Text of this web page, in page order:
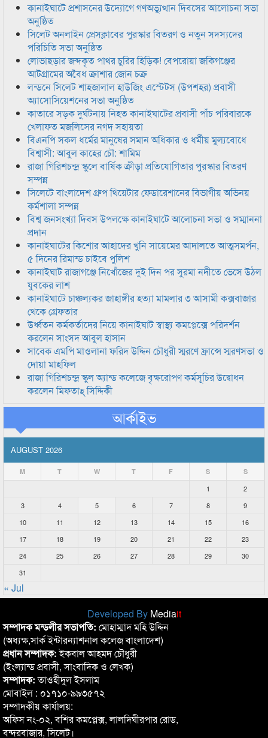
কানাইঘাটে প্রশাসনের উদ্যোগে গণঅভ্যুত্থান দিবসের আলোচনা সভা
অনুষ্ঠিত
সিলেট অনলাইন প্রেসক্লাবের পুরস্কার বিতরণ ও নতুন সদস্যদের
পরিচিতি সভা অনুষ্ঠিত
লোভাছড়ার জব্দকৃত পাথর চুরির হিড়িক! বেপরোয়া জকিগঞ্জের
আটগ্রামের অবৈধ ক্রাশার জোন চক্র
লন্ডনে সিলেট শাহজালাল হাউজিং এস্টেটস (উপশহর) প্রবাসী
অ্যাসোসিয়েশনের সভা অনুষ্ঠিত
কাতারে সড়ক দুর্ঘটনায় নিহত কানাইঘাটের প্রবাসী পাঁচ পরিবারকে
খেলাফত মজলিসের নগদ সহায়তা
বিএনপি সকল ধর্মের মানুষের সমান অধিকার ও ধর্মীয় মুল্যবোধে
বিশ্বাসী: আবুল কাহের চৌ: শামিম
রাজা গিরিশচন্দ্র স্কুলে বার্ষিক ক্রীড়া প্রতিযোগিতার পুরস্কার বিতরণ
সম্পন্ন
সিলেটে বাংলাদেশ গ্রুপ থিয়েটার ফেডারেশানের বিভাগীয় অভিনয়
কর্মশালা সম্পন্ন
বিশ্ব জনসংখ্যা দিবস উপলক্ষে কানাইঘাটে আলোচনা সভা ও সম্মাননা
প্রদান
কানাইঘাটের কিশোর আহাদের খুনি সায়েমের আদালতে আত্মসমর্পন,
৫ দিনের রিমান্ড চাইবে পুলিশ
কানাইঘাট রাজাগঞ্জে নিখোঁজের দুই দিন পর সুরমা নদীতে ভেসে উঠল
যুবকের লাশ
কানাইঘাটে চাঞ্চল্যকর জাহাঙ্গীর হত্যা মামলার ৩ আসামী কক্সবাজার
থেকে গ্রেফতার
উর্ধ্বতন কর্মকর্তাদের নিয়ে কানাইঘাট স্বাস্থ্য কমপ্লেক্সে পরিদর্শন
করলেন সাংসদ আবুল হাসান
সাবেক এমপি মাওলানা ফরিদ উদ্দিন চৌধুরী স্মরণে ফ্রান্সে স্মরণসভা ও
দোয়া মাহফিল
রাজা গিরিশচন্দ্র স্কুল অ্যান্ড কলেজে বৃক্ষরোপণ কর্মসূচির উদ্বোধন
করলেন মিফতাহ্ সিদ্দিকী
আর্কাইভ
AUGUST 2026
M T W T F S S
1
2
3
4 5 6 7 8
9
10
11 12 13 14 15
16
17
18 19 20 21 22
23
24
25 26 27 28 29
30
31
« Jul
Developed By Mediait
সম্পাদক মন্ডলীর সভাপতি: মোহাম্মাদ মহি উদ্দিন
(অধ্যক্ষ,সার্ক ইন্টারন্যাশনাল কলেজ বাংলাদেশ)
প্রধান সম্পাদক:ইকবাল আহমদ চৌধুরী
(ইংল্যান্ড প্রবাসী, সাংবাদিক ও লেখক)
সম্পাদক:তাওহীদুল ইসলাম
মোবাইল : ০১৭১০-৯৯৩৫৭২
সম্পাদকীয় কার্যালয়:
অফিস নং-০২, বশির কমপ্লেক্স, লালদিঘীরপার রোড,
বন্দরবাজার, সিলেট।